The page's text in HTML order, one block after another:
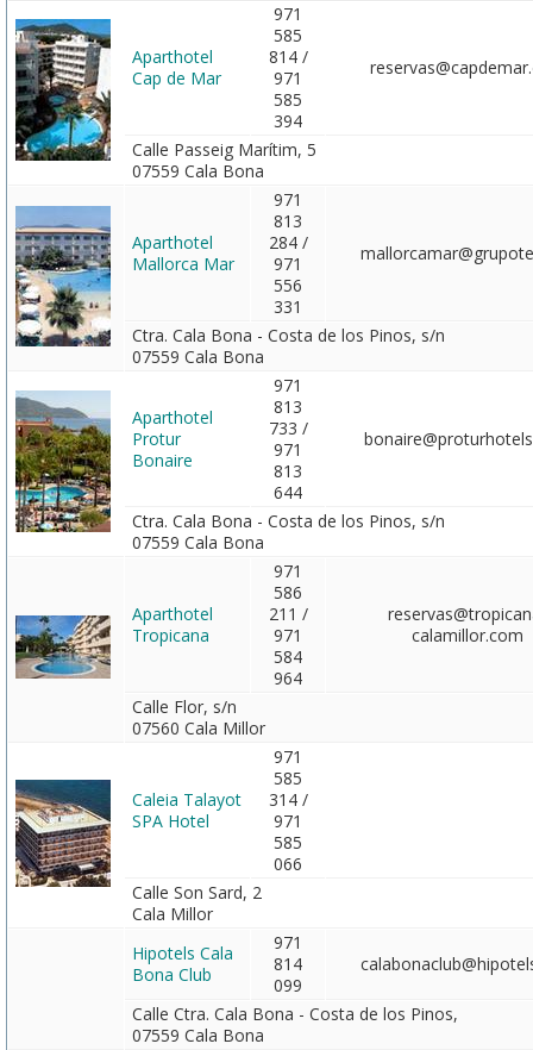
Aparthotel
Cap de Mar
971
585
814 /
971
585
394
Calle Passeig Marítim, 5
07559 Cala Bona
Aparthotel
Mallorca Mar
971
813
284 /
971
556
331
Ctra. Cala Bona - Costa de los Pinos, s/n
07559 Cala Bona
Aparthotel
Protur
Bonaire
971
813
733 /
971
813
644
Ctra. Cala Bona - Costa de los Pinos, s/n
07559 Cala Bona
Aparthotel
Tropicana
971
586
211 /
971
584
964
calamillor.com
Calle Flor, s/n
07560 Cala Millor
Caleia Talayot
SPA Hotel
971
585
314 /
971
585
066
Calle Son Sard, 2
Cala Millor
Hipotels Cala
Bona Club
971
814
099
Calle Ctra. Cala Bona - Costa de los Pinos,
07559 Cala Bona